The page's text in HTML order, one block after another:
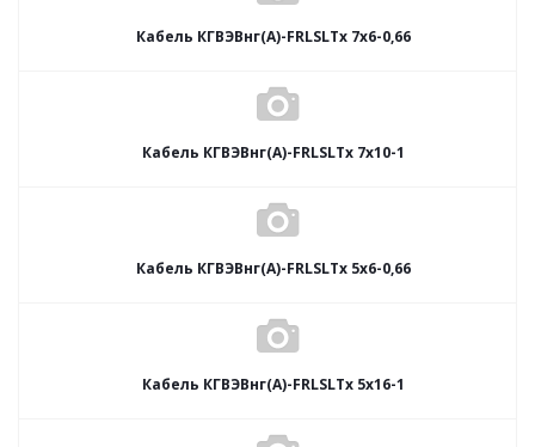
Кабель КГВЭВнг(А)-FRLSLTx 7х6-0,66
Кабель КГВЭВнг(А)-FRLSLTx 7х10-1
Кабель КГВЭВнг(А)-FRLSLTx 5х6-0,66
Кабель КГВЭВнг(А)-FRLSLTx 5х16-1